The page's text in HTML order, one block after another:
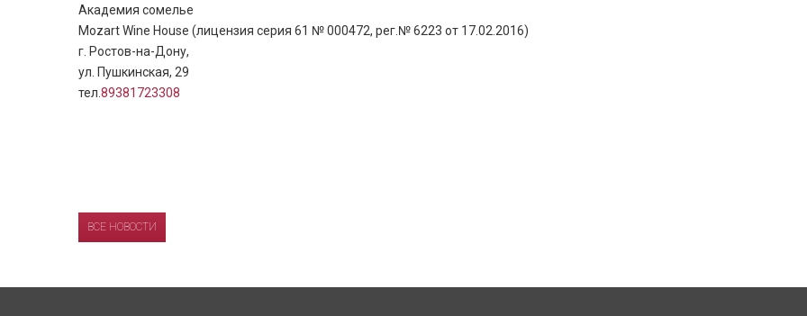
Академия сомелье
Mozart Wine House (лицензия серия 61 № 000472, рег.№ 6223 от 17.02.2016)
г. Ростов-на-Дону,
ул. Пушкинская, 29
тел. 89381723308
ВСЕ НОВОСТИ